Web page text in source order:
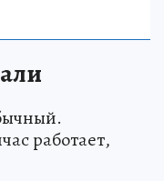
работает,